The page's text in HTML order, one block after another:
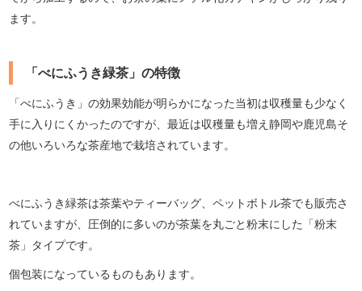
ます。
「べにふうき緑茶」の特徴
「べにふうき」の効果効能が明らかになった当初は収穫量も少なく
手に入りにくかったのですが、最近は収穫量も増え静岡や鹿児島そ
の他いろいろな茶産地で栽培されています。
べにふうき緑茶は茶葉やティーバッグ、ペットボトル茶でも販売さ
れていますが、圧倒的に多いのが茶葉を丸ごと粉末にした「粉末
茶」タイプです。
個包装になっているものもあります。